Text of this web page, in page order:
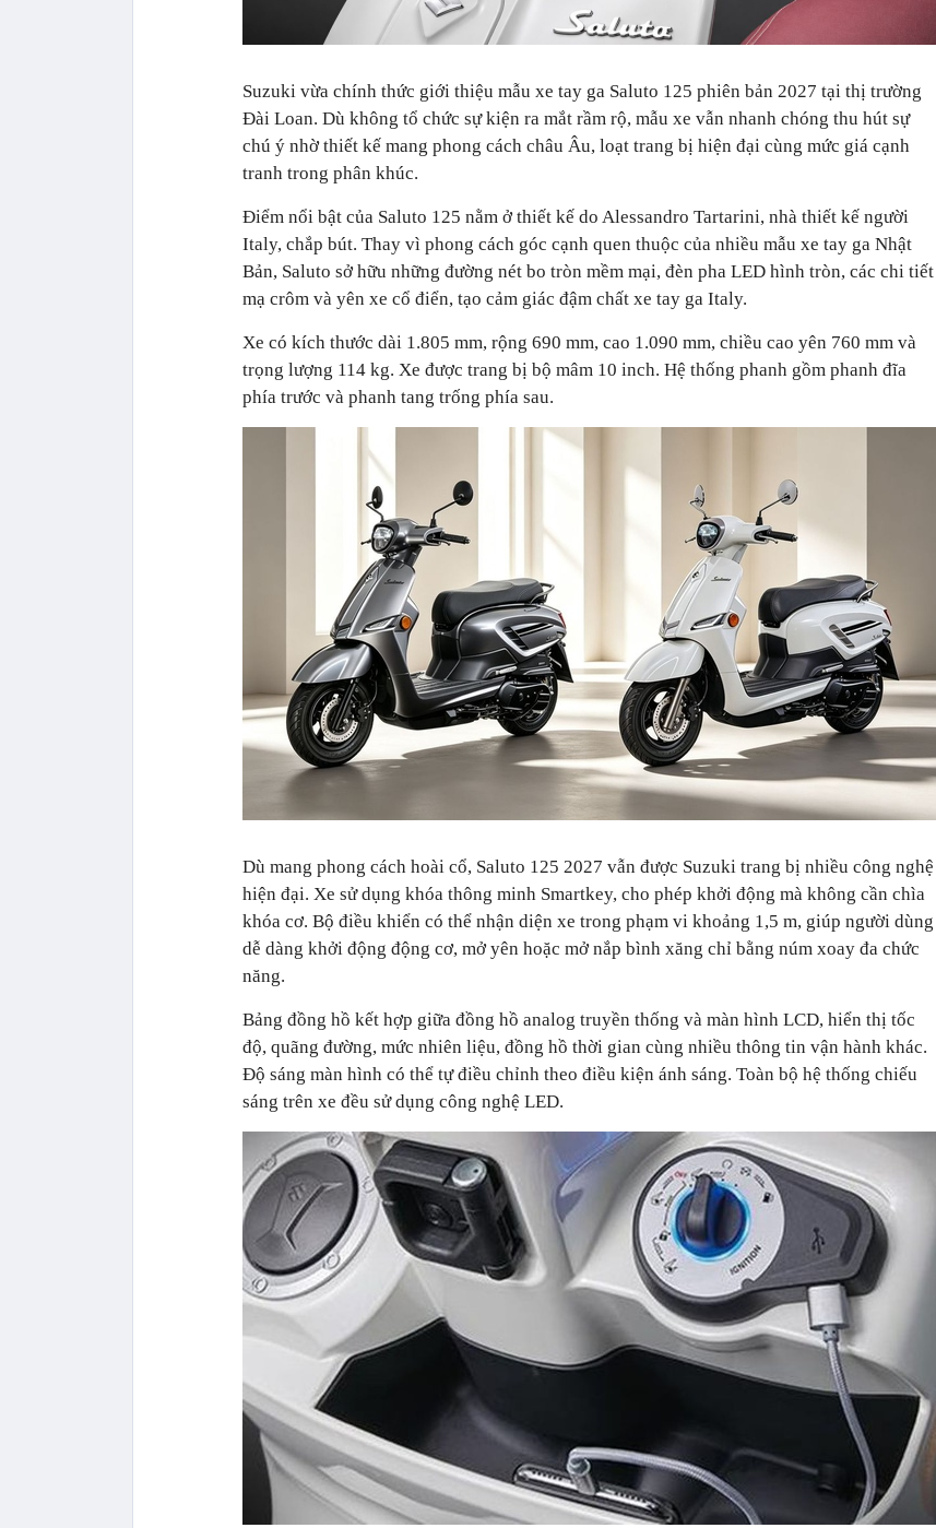
Suzuki vừa chính thức giới thiệu mẫu xe tay ga Saluto 125 phiên bản 2027 tại thị trường
Đài Loan. Dù không tổ chức sự kiện ra mắt rầm rộ, mẫu xe vẫn nhanh chóng thu hút sự
chú ý nhờ thiết kế mang phong cách châu Âu, loạt trang bị hiện đại cùng mức giá cạnh
tranh trong phân khúc.
Điểm nổi bật của Saluto 125 nằm ở thiết kế do Alessandro Tartarini, nhà thiết kế người
Italy, chắp bút. Thay vì phong cách góc cạnh quen thuộc của nhiều mẫu xe tay ga Nhật
Bản, Saluto sở hữu những đường nét bo tròn mềm mại, đèn pha LED hình tròn, các chi tiết
mạ crôm và yên xe cổ điển, tạo cảm giác đậm chất xe tay ga Italy.
Xe có kích thước dài 1.805 mm, rộng 690 mm, cao 1.090 mm, chiều cao yên 760 mm và
trọng lượng 114 kg. Xe được trang bị bộ mâm 10 inch. Hệ thống phanh gồm phanh đĩa
phía trước và phanh tang trống phía sau.
Dù mang phong cách hoài cổ, Saluto 125 2027 vẫn được Suzuki trang bị nhiều công nghệ
hiện đại. Xe sử dụng khóa thông minh Smartkey, cho phép khởi động mà không cần chìa
khóa cơ. Bộ điều khiển có thể nhận diện xe trong phạm vi khoảng 1,5 m, giúp người dùng
dễ dàng khởi động động cơ, mở yên hoặc mở nắp bình xăng chỉ bằng núm xoay đa chức
năng.
Bảng đồng hồ kết hợp giữa đồng hồ analog truyền thống và màn hình LCD, hiển thị tốc
độ, quãng đường, mức nhiên liệu, đồng hồ thời gian cùng nhiều thông tin vận hành khác.
Độ sáng màn hình có thể tự điều chỉnh theo điều kiện ánh sáng. Toàn bộ hệ thống chiếu
sáng trên xe đều sử dụng công nghệ LED.